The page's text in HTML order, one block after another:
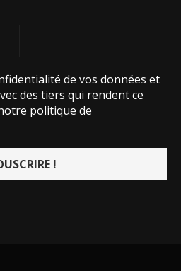
de vos données et
des tiers qui rendent ce
politique de